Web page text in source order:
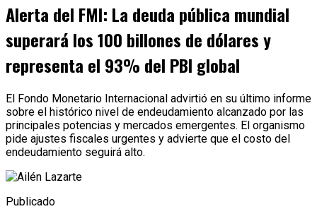
Alerta del FMI: La deuda pública mundial
superará los 100 billones de dólares y
representa el 93% del PBI global
El Fondo Monetario Internacional advirtió en su último informe
sobre el histórico nivel de endeudamiento alcanzado por las
principales potencias y mercados emergentes. El organismo
pide ajustes fiscales urgentes y advierte que el costo del
endeudamiento seguirá alto.
Publicado